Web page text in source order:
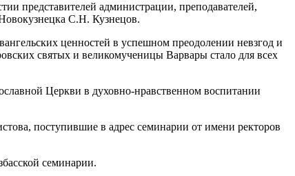
представителей администрации, преподавателей,
С.Н. Кузнецов.
ценностей в успешном преодолении невзгод и
святых и великомученицы Варвары стало для всех
Церкви в духовно-нравственном воспитании
поступившие в адрес семинарии от имени ректоров
семинарии.